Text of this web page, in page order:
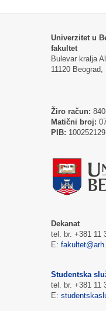
Univerzitet u
fakultet
Bulevar kralja
11120 Beograd,
Žiro račun:
Matični broj:
PIB: 100252129
Dekanat
tel. br. +381 11
E:
Studentska
tel. br. +381 11
E: